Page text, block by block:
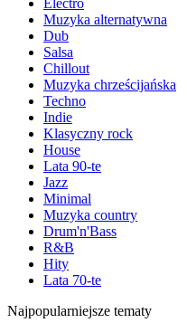
Electro
Muzyka alternatywna
Dub
Salsa
Chillout
Muzyka chrześcijańska
Techno
Indie
Klasyczny rock
House
Lata 90-te
Jazz
Minimal
Muzyka country
Drum'n'Bass
R&B
Hity
Lata 70-te
Najpopularniejsze tematy